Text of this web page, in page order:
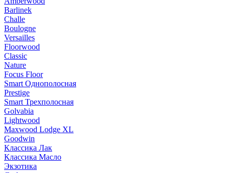
Barlinek
Challe
Boulogne
Versailles
Floorwood
Classic
Nature
Focus Floor
Smart Однополосная
Prestige
Smart Трехполосная
Golvabia
Lightwood
Maxwood Lodge XL
Goodwin
Классика Лак
Классика Масло
Экзотика